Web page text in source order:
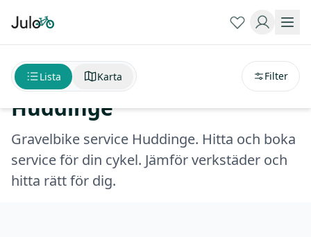
Gravelbike service
Huddinge
Gravelbike service Huddinge. Hitta och boka
service för din cykel. Jämför verkstäder och
hitta rätt för dig.
Lista Karta Filter
avstånd